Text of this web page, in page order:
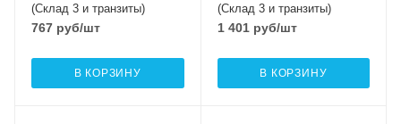
(Склад 3 и транзиты)
767 руб/шт
В КОРЗИНУ
(Склад 3 и транзиты)
1 401руб/шт
В КОРЗИНУ